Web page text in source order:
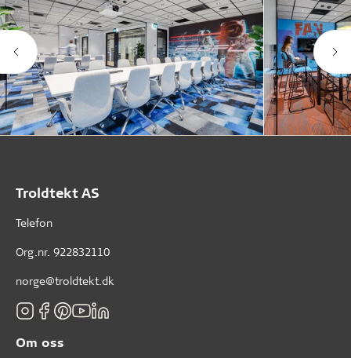
Troldtekt AS
Telefon
Org.nr. 922832110
norge@troldtekt.dk
Om oss